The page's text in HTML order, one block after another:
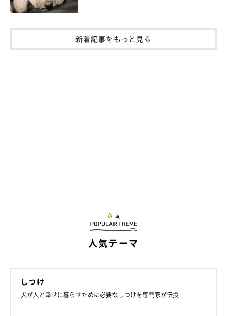
を学ぼう 全国から集まった！ 熱中症体験談』（監修：東京動物
医療センター 南直秀先生、みやの動物病院 宮野浩一郎先生、千
新着記事をもっと見る
人気テーマ
しつけ
犬が人と幸せに暮らすために必要なしつけを専門家が伝授